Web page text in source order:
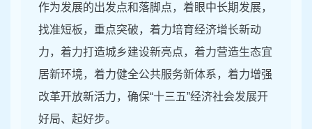
作为发展的出发点和落脚点，着眼中长期发展，
找准短板，重点突破，着力培育经济增长新动
力，着力打造城乡建设新亮点，着力营造生态宜
居新环境，着力健全公共服务新体系，着力增强
改革开放新活力，确保“十三五”经济社会发展开
好局、起好步。